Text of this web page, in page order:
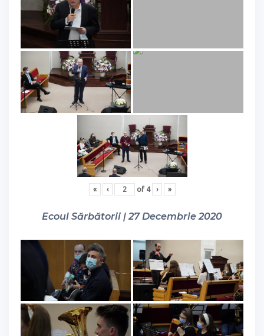
« ‹ of 4 › »
Ecoul Sărbătorii | 27 Decembrie 2020